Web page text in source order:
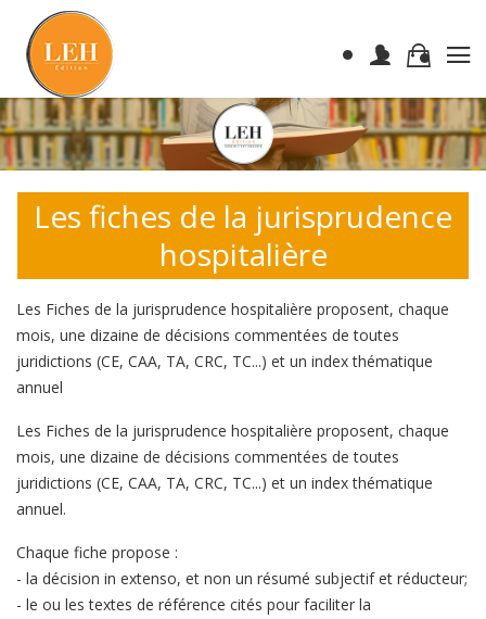
Les fiches de la jurisprudence
hospitalière
Les Fiches de la jurisprudence hospitalière proposent, chaque
mois, une dizaine de décisions commentées de toutes
juridictions (CE, CAA, TA, CRC, TC...) et un index thématique
annuel
Les Fiches de la jurisprudence hospitalière proposent, chaque
mois, une dizaine de décisions commentées de toutes
juridictions (CE, CAA, TA, CRC, TC...) et un index thématique
annuel.
Chaque fiche propose :
- la décision in extenso, et non un résumé subjectif et réducteur;
- le ou les textes de référence cités pour faciliter la